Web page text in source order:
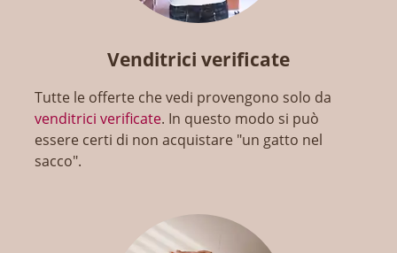
Venditrici verificate
Tutte le offerte che vedi provengono solo da
venditrici verificate. In questo modo si può
essere certi di non acquistare "un gatto nel
sacco".